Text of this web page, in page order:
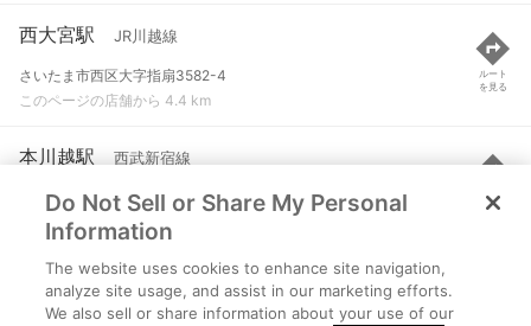
西大宮駅 JR川越線
さいたま市西区大字指扇3582-4
このページの店舗から 4.4 km
ルート
を見る
本川越駅 西武新宿線
川越市新富町１-２２
このページの店舗から 4.6 km
ルート
を見る
新河岸駅 東武東上線
川越市大字砂９１４-５
Do Not Sell or Share My Personal
Information
The website uses cookies to enhance site navigation,
analyze site usage, and assist in our marketing efforts.
We also sell or share information about your use of our